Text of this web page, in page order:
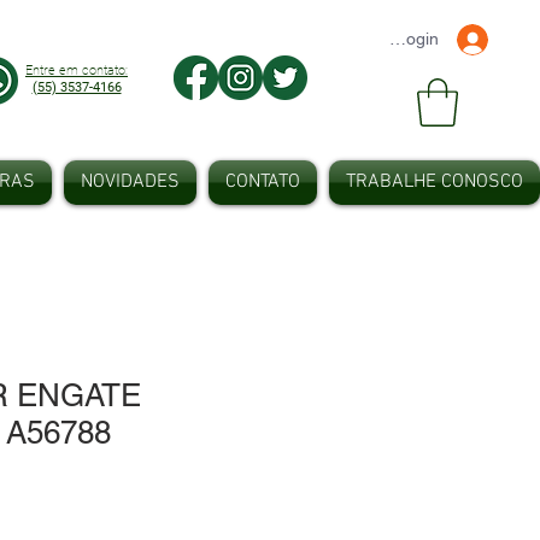
Entre em contato:
(55) 3537-4166
Faça seu Login
NOVIDADES CONTATO TRABALHE CONOSCO
ENGATE